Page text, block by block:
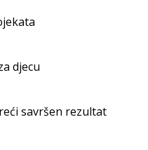
djecu
savršen rezultat